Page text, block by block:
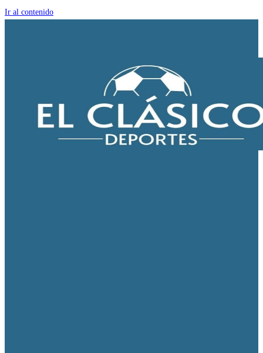
Ir al contenido